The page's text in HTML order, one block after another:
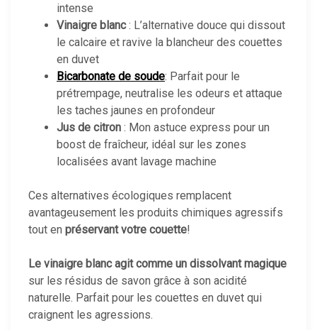
intense
Vinaigre blanc: L’alternative douce qui dissout
le calcaire et ravive la blancheur des couettes
en duvet
Bicarbonate de soude: Parfait pour le
prétrempage, neutralise les odeurs et attaque
les taches jaunes en profondeur
Jus de citron : Mon astuce express pour un
boost de fraîcheur, idéal sur les zones
localisées avant lavage machine
Ces alternatives écologiques remplacent
avantageusement les produits chimiques agressifs
tout en préservant votre couette!
Le vinaigre blanc agit comme un dissolvant magique
sur les résidus de savon grâce à son acidité
naturelle. Parfait pour les couettes en duvet qui
craignent les agressions.